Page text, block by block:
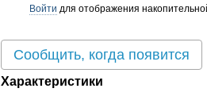
Войти для отображения
Сообщить, когда появится
Характеристики